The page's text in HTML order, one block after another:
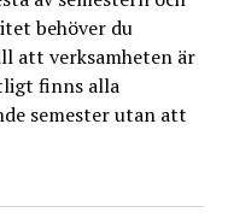
behöver du
att verksamheten är
finns alla
semester utan att